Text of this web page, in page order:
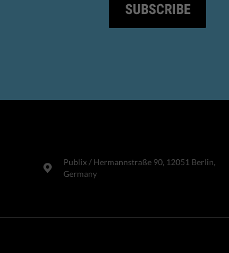
SUBSCRIBE
Publix​ / Hermannstraße 90, 12051 Berlin,
Germany